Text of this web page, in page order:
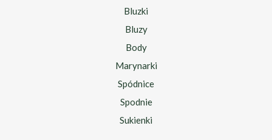
Bluzki
Bluzy
Body
Marynarki
Spódnice
Spodnie
Sukienki